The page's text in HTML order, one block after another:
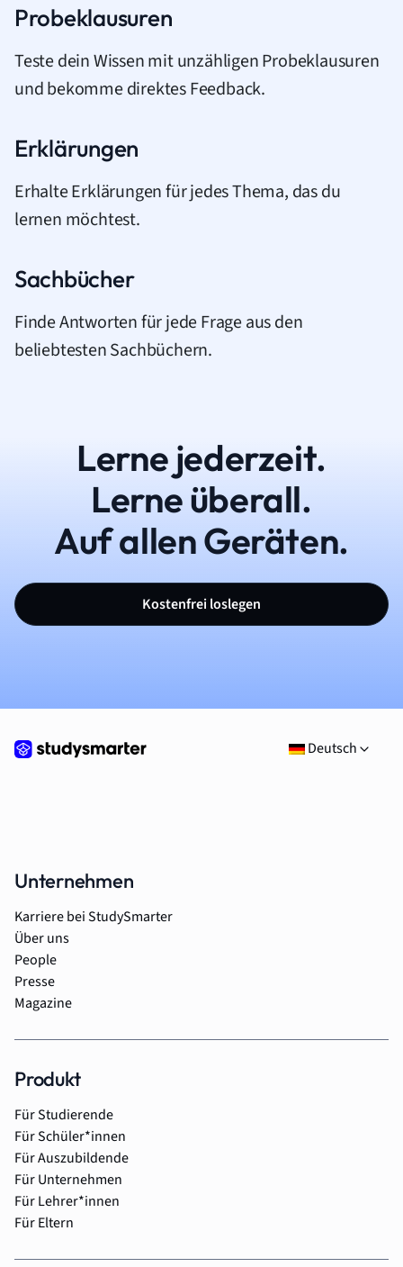
Probeklausuren
Teste dein Wissen mit unzähligen Probeklausuren
und bekomme direktes Feedback.
Erklärungen
Erhalte Erklärungen für jedes Thema, das du
lernen möchtest.
Sachbücher
Finde Antworten für jede Frage aus den
beliebtesten Sachbüchern.
Lerne jederzeit.
Lerne überall.
Auf allen Geräten.
Kostenfrei loslegen
Deutsch
Unternehmen
Karriere bei StudySmarter
Über uns
People
Presse
Magazine
Produkt
Für Studierende
Für Schüler*innen
Für Auszubildende
Für Unternehmen
Für Lehrer*innen
Für Eltern